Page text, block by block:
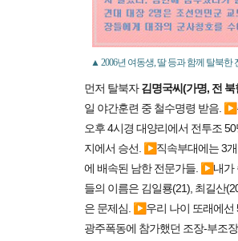
▲ 2006년 여동생, 딸 등과 함께 탈북
먼저 탈북자김명국씨(가명, 전
일 야간훈련 중 철수명령 받음. ▶
오후 4시경 대양리에서 전투조
지에서 승선. ▶직속부대에는 3개
에 배속된 남한 전문가들. ▶내가
들의 이름은 김일룡(21), 최길산
은 문제심. ▶우리 나이 또래에선
광주폭동에 참가했던 조장-부조